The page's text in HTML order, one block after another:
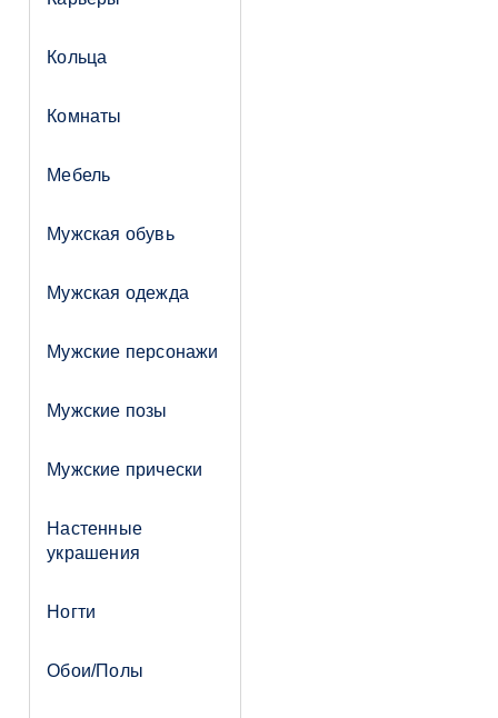
Кольца
Комнаты
Мебель
Мужская обувь
Мужская одежда
Мужские персонажи
Мужские позы
Мужские прически
Настенные
украшения
Ногти
Обои/Полы